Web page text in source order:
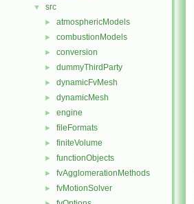
▼ src
► atmosphericModels
► combustionModels
► conversion
► dummyThirdParty
► dynamicFvMesh
► dynamicMesh
► engine
► fileFormats
► finiteVolume
► functionObjects
► fvAgglomerationMethods
► fvMotionSolver